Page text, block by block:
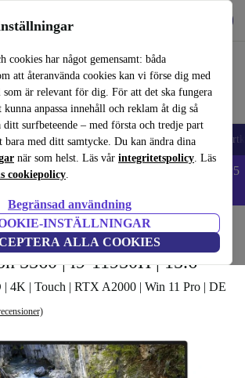
cookies har något gemensamt: båda
att återanvända cookies kan vi förse dig med
är relevant för dig. För att det ska fungera
anpassa innehåll och reklam åt dig så
ditt surfbeteende – med första och tredje part
med ditt samtycke. Du kan ändra dina
när som helst. Läs vår integritetspolicy. Läs
cookiepolicy.
Begränsad användning
INSTÄLLNINGAR
ALLA COOKIES
snabbt och enkelt
Bärbara datorer Surfplattor
alla MacBooks och laptops - Code: LAPTOP5
Dell bärbara datorer
5560 | i9-11950H | 15.6"
4K | Touch | RTX A2000 | Win 11 Pro | DE